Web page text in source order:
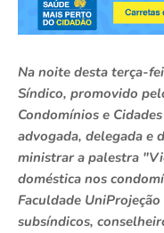
Na noite desta terça-
Síndico, promovido
Condomínios e
advogada, delegada e
ministrar a palestra
doméstica nos
Faculdade
subsíndicos,